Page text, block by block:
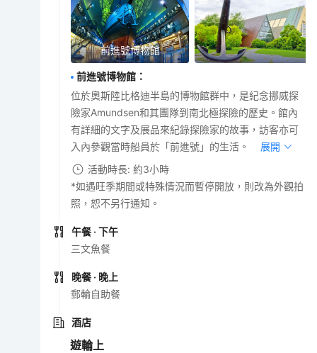
前進號博物館
前進號博物館 ：
位於奧斯陸比格迪半島的博物館群中，是紀念挪威探
險家Amundsen和其團隊到南北極探險的歷史。館內
有詳細的文字及展品來紀錄探險家的故事，訪客亦可
入內參觀當時船員於「前進號」的生活。
展開
活動時長: 約3小時
*如遇旺季期間或特殊情況而暫停開放，則改為外觀拍
照，恕不另行通知。
午餐 · 下午
三文魚餐
晚餐 · 晚上
郵輪自助餐
酒店
遊輪上